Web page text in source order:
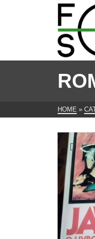
HOME »